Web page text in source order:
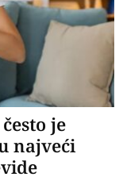
je
najveći